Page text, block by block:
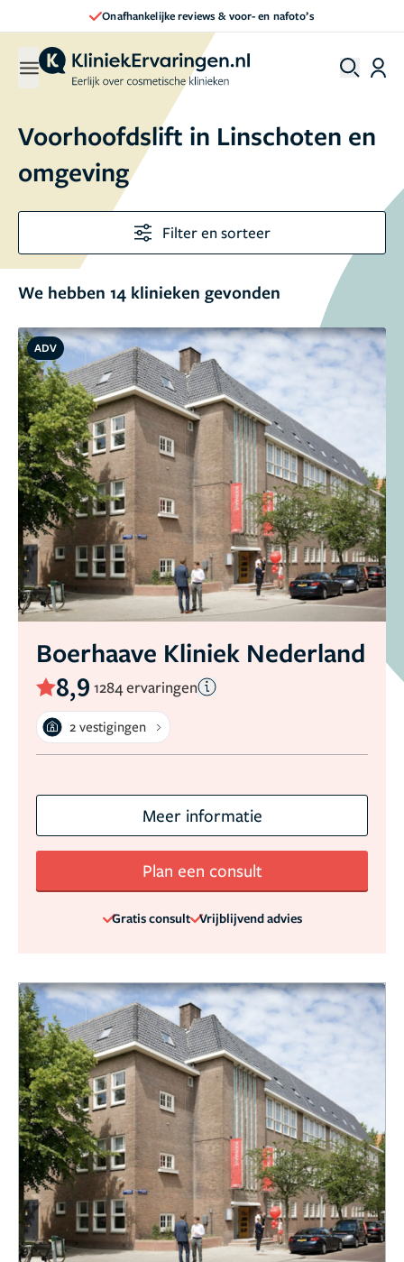
Direct een afspraak maken
Voorhoofdslift in Linschoten en
omgeving
Filter en sorteer
We hebben 14 klinieken gevonden
ADV
Boerhaave Kliniek Nederland
8,9 1284 ervaringen
2 vestigingen
Meer informatie
Plan een consult
Gratis consult Vrijblijvend advies